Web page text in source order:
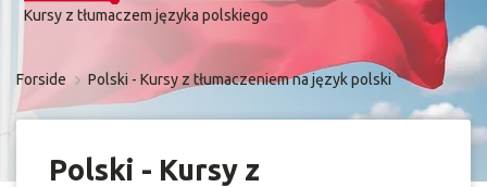
Kursy z tłumaczem języka polskiego
Forside Polski - Kursy z tłumaczeniem na język polski
Polski - Kursy z